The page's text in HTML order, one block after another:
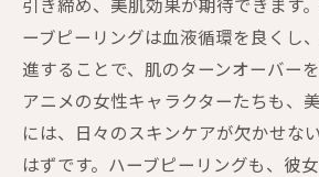
引き締め、美肌効果が期待できます
ーブピーリングは血液循環を良くし
進することで、肌のターンオーバー
アニメの女性キャラクターたちも、
には、日々のスキンケアが欠かせな
はずです。ハーブピーリングも、彼